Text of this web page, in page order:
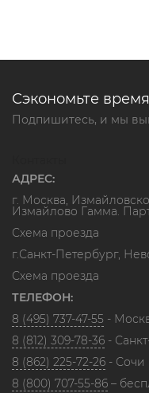
Сэкономьте
Подпишитесь, и мы
АДРЕС:
г. Москва,
Измайлово Гамма.
Схема проезда
г.Санкт-Петербург,
Схема проезда
ТЕЛЕФОН:
8 (495) 737-47-55 -
8 (812) 309-78-36 -
8 (862) 225-72-26 - Сочи
8 (800) 707-55-86 –